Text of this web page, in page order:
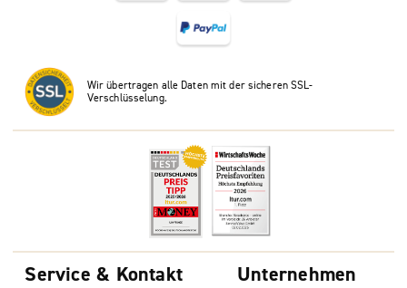
Wir übertragen alle Daten mit der sicheren SSL-
Verschlüsselung.
Service & Kontakt Unternehmen